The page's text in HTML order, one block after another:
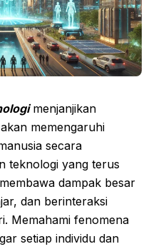
menjanjikan
memengaruhi
secara
teknologi yang terus
dampak besar
dan berinteraksi
Memahami fenomena
setiap individu dan